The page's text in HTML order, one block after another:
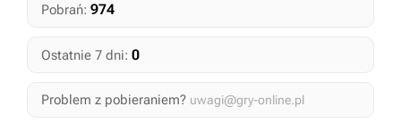
Pobrań: 974
Ostatnie 7 dni: 0
Problem z pobieraniem? uwagi@gry-online.pl